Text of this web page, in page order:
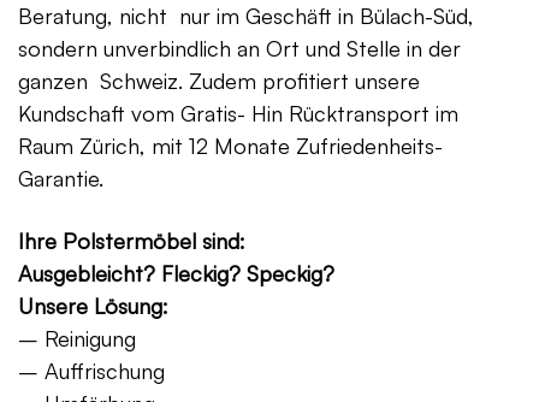
Beratung, nicht nur im Geschäft in Bülach-Süd,
sondern unverbindlich an Ort und Stelle in der
ganzen Schweiz. Zudem profitiert unsere
Kundschaft vom Gratis- Hin Rücktransport im
Raum Zürich, mit 12 Monate Zufriedenheits-
Garantie.
Ihre Polstermöbel sind:
Ausgebleicht? Fleckig? Speckig?
Unsere Lösung:
– Reinigung
– Auffrischung